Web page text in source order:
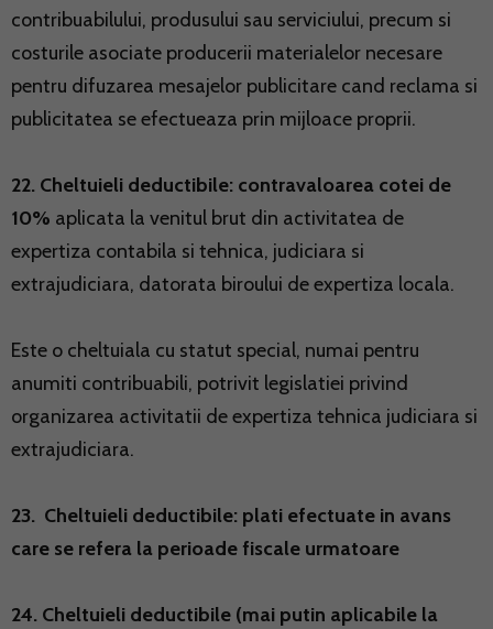
contribuabilului, produsului sau serviciului, precum si
costurile asociate producerii materialelor necesare
pentru difuzarea mesajelor publicitare cand reclama si
publicitatea se efectueaza prin mijloace proprii.
22. Cheltuieli deductibile: contravaloarea cotei de
10% aplicata la venitul brut din activitatea de
expertiza contabila si tehnica, judiciara si
extrajudiciara, datorata biroului de expertiza locala.
Este o cheltuiala cu statut special, numai pentru
anumiti contribuabili, potrivit legislatiei privind
organizarea activitatii de expertiza tehnica judiciara si
extrajudiciara.
23. Cheltuieli deductibile: plati efectuate in avans
care se refera la perioade fiscale urmatoare
24. Cheltuieli deductibile (mai putin aplicabile la